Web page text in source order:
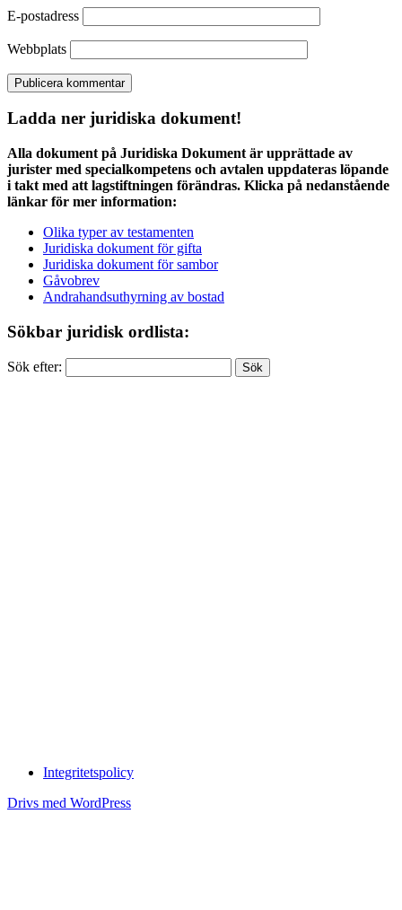
E-postadress
Webbplats
Ladda ner juridiska dokument!
Alla dokument på Juridiska Dokument är upprättade av
jurister med specialkompetens och avtalen uppdateras löpande
i takt med att lagstiftningen förändras. Klicka på nedanstående
länkar för mer information:
Olika typer av testamenten
Juridiska dokument för gifta
Juridiska dokument för sambor
Gåvobrev
Andrahandsuthyrning av bostad
Sökbar juridisk ordlista:
Sök efter:
Integritetspolicy
Drivs med WordPress